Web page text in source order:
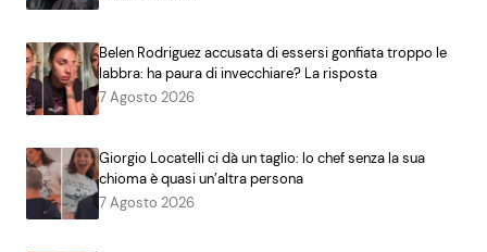
Belen Rodriguez accusata di essersi gonfiata troppo le
labbra: ha paura di invecchiare? La risposta
7 Agosto 2026
Giorgio Locatelli ci dà un taglio: lo chef senza la sua
chioma è quasi un’altra persona
7 Agosto 2026